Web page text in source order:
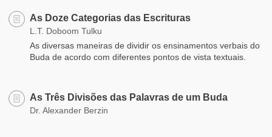
As Doze Categorias das Escrituras
L.T. Doboom Tulku
As diversas maneiras de dividir os ensinamentos verbais do
Buda de acordo com diferentes pontos de vista textuais.
As Três Divisões das Palavras de um Buda
Dr. Alexander Berzin